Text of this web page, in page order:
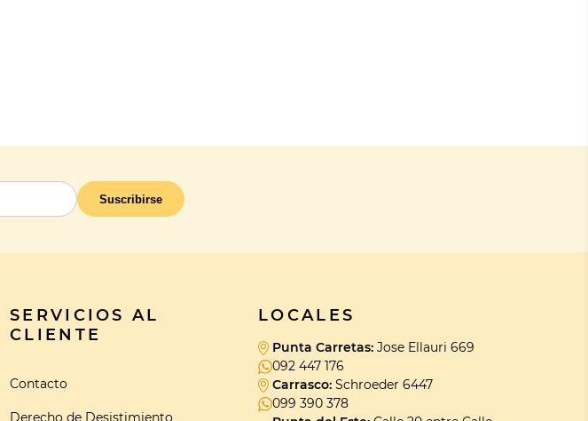
Suscribirse
SERVICIOS AL
CLIENTE
Contacto
Derecho de Desistimiento
LOCALES
Punta Carretas: Jose Ellauri 669
092 447 176
Carrasco: Schroeder 6447
099 390 378